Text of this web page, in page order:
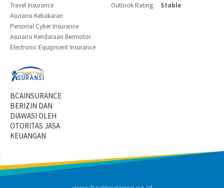
Travel Insurance
Asuransi Kebakaran
Personal Cyber Insurance
Asuransi Kendaraan Bermotor
Electronic Equipment Insurance
Outlook Rating Stable
BCAINSURANCE
BERIZIN DAN
DIAWASI OLEH
OTORITAS JASA
KEUANGAN